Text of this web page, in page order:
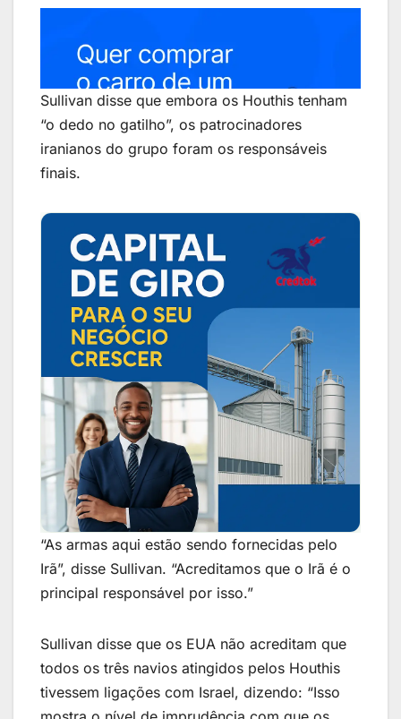
Sullivan disse que embora os Houthis tenham
“o dedo no gatilho”, os patrocinadores
iranianos do grupo foram os responsáveis ​​
finais.
“As armas aqui estão sendo fornecidas pelo
Irã”, disse Sullivan. “Acreditamos que o Irã é o
principal responsável por isso.”
Sullivan disse que os EUA não acreditam que
todos os três navios atingidos pelos Houthis
tivessem ligações com Israel, dizendo: “Isso